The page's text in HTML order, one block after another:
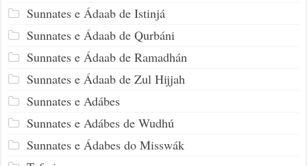
Sunnates e Ádaab de Istinjá
Sunnates e Ádaab de Qurbáni
Sunnates e Ádaab de Ramadhán
Sunnates e Ádaab de Zul Hijjah
Sunnates e Adábes
Sunnates e Adábes de Wudhú
Sunnates e Ádabes do Misswák